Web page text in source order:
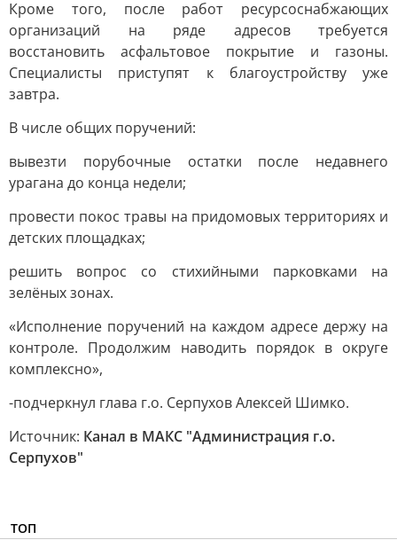
Кроме того, после работ ресурсоснабжающих
организаций на ряде адресов требуется
восстановить асфальтовое покрытие и газоны.
Специалисты приступят к благоустройству уже
завтра.
В числе общих поручений:
вывезти порубочные остатки после недавнего
урагана до конца недели;
провести покос травы на придомовых территориях и
детских площадках;
решить вопрос со стихийными парковками на
зелёных зонах.
«Исполнение поручений на каждом адресе держу на
контроле. Продолжим наводить порядок в округе
комплексно»,
-подчеркнул глава г.о. Серпухов Алексей Шимко.
Источник: Канал в МАКС "Администрация г.о.
Серпухов"
ТОП